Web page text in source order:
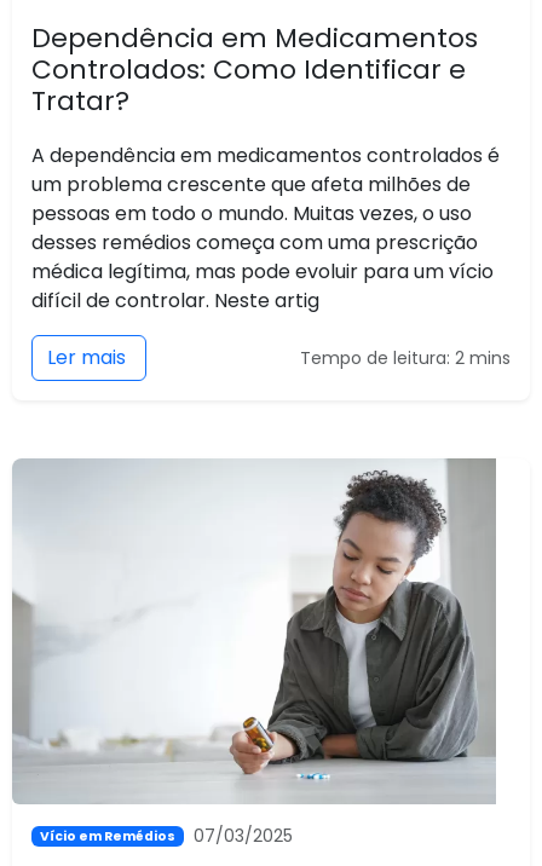
Dependência em Medicamentos
Controlados: Como Identificar e
Tratar?
A dependência em medicamentos controlados é
um problema crescente que afeta milhões de
pessoas em todo o mundo. Muitas vezes, o uso
desses remédios começa com uma prescrição
médica legítima, mas pode evoluir para um vício
difícil de controlar. Neste artig
Ler mais Tempo de leitura: 2 mins
Vício em Remédios 07/03/2025